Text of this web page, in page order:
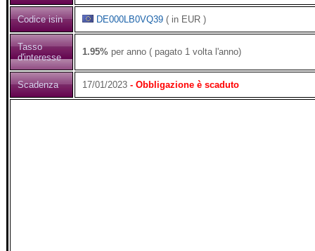
Codice isin DE000LB0VQ39 ( in EUR )
Tasso
d'interesse
1.95% per anno ( pagato 1 volta l'anno)
Scadenza 17/01/2023 - Obbligazione è scaduto